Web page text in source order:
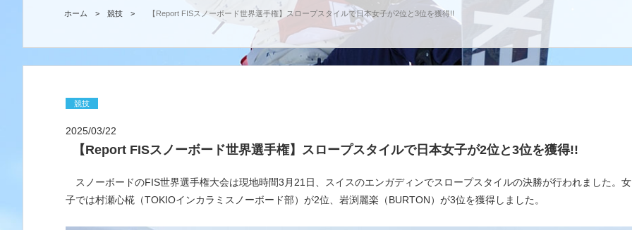
ホーム > 競技 > 【Report FISスノーボード世界選手権】スロープスタイルで日本女子が2位と3位を獲得!!
競技
2025/03/22
【Report FISスノーボード世界選手権】スロープスタイルで日本女子が2位と3位を獲得!!
スノーボードのFIS世界選手権大会は現地時間3月21日、スイスのエンガディンでスロープスタイルの決勝が行われました。女
子では村瀬心椛（TOKIOインカラミスノーボード部）が2位、岩渕麗楽（BURTON）が3位を獲得しました。